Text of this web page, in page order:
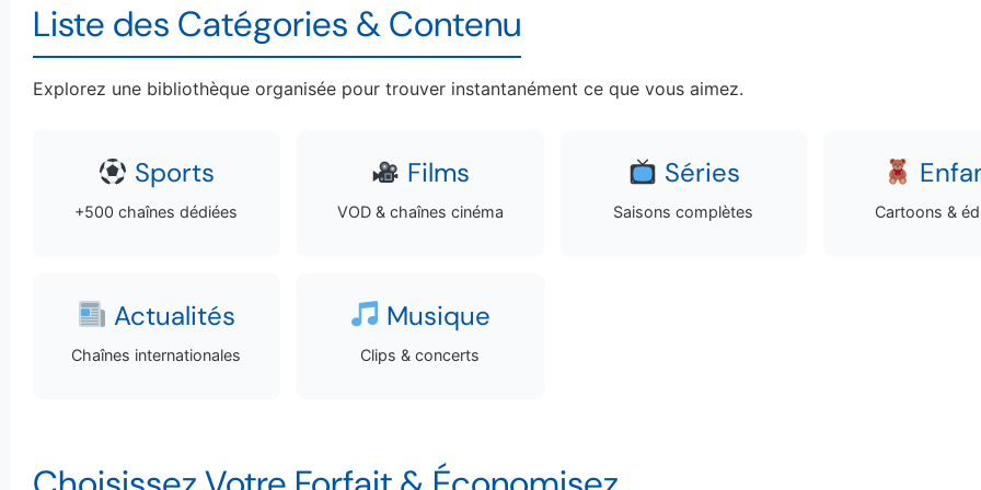
Liste des Catégories & Contenu
Explorez une bibliothèque organisée pour trouver instantanément ce que vous aimez.
Sports
+500 chaînes dédiées
Films
VOD & chaînes cinéma
Séries
Saisons complètes Cartoons &
Actualités
Chaînes internationales
Musique
Clips & concerts